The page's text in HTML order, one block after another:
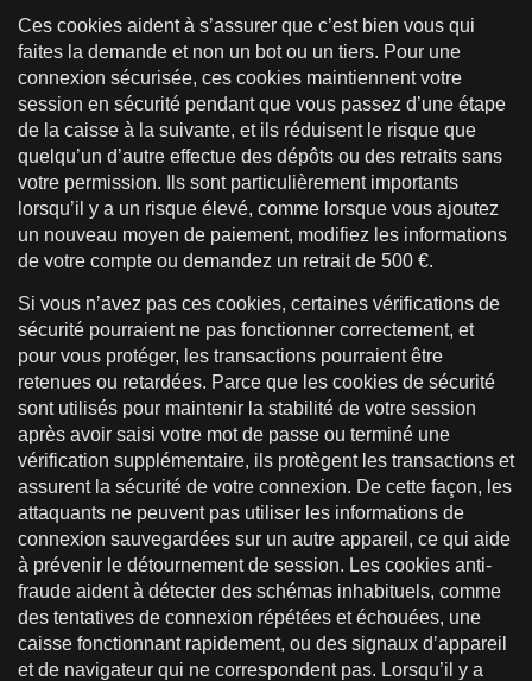
Ces cookies aident à s’assurer que c’est bien vous qui
faites la demande et non un bot ou un tiers. Pour une
connexion sécurisée, ces cookies maintiennent votre
session en sécurité pendant que vous passez d’une étape
de la caisse à la suivante, et ils réduisent le risque que
quelqu’un d’autre effectue des dépôts ou des retraits sans
votre permission. Ils sont particulièrement importants
lorsqu’il y a un risque élevé, comme lorsque vous ajoutez
un nouveau moyen de paiement, modifiez les informations
de votre compte ou demandez un retrait de 500 €.
Si vous n’avez pas ces cookies, certaines vérifications de
sécurité pourraient ne pas fonctionner correctement, et
pour vous protéger, les transactions pourraient être
retenues ou retardées. Parce que les cookies de sécurité
sont utilisés pour maintenir la stabilité de votre session
après avoir saisi votre mot de passe ou terminé une
vérification supplémentaire, ils protègent les transactions et
assurent la sécurité de votre connexion. De cette façon, les
attaquants ne peuvent pas utiliser les informations de
connexion sauvegardées sur un autre appareil, ce qui aide
à prévenir le détournement de session. Les cookies anti-
fraude aident à détecter des schémas inhabituels, comme
des tentatives de connexion répétées et échouées, une
caisse fonctionnant rapidement, ou des signaux d’appareil
et de navigateur qui ne correspondent pas. Lorsqu’il y a